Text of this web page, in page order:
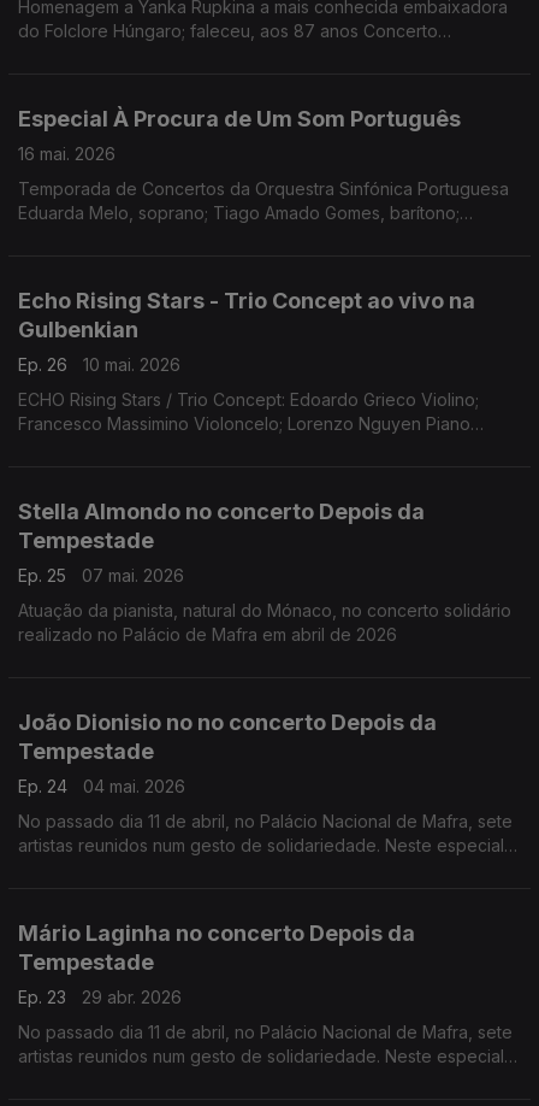
Homenagem a Yanka Rupkina a mais conhecida embaixadora
do Folclore Húngaro; faleceu, aos 87 anos Concerto
Especial À Procura de Um Som Português
16 mai. 2026
Temporada de Concertos da Orquestra Sinfónica Portuguesa
Eduarda Melo, soprano; Tiago Amado Gomes, barítono;
Echo Rising Stars - Trio Concept ao vivo na
Gulbenkian
Ep. 26
10 mai. 2026
ECHO Rising Stars / Trio Concept: Edoardo Grieco Violino;
Francesco Massimino Violoncelo; Lorenzo Nguyen Piano
Stella Almondo no concerto Depois da
Tempestade
Ep. 25
07 mai. 2026
Atuação da pianista, natural do Mónaco, no concerto solidário
realizado no Palácio de Mafra em abril de 2026
João Dionisio no no concerto Depois da
Tempestade
Ep. 24
04 mai. 2026
No passado dia 11 de abril, no Palácio Nacional de Mafra, sete
artistas reunidos num gesto de solidariedade. Neste especial
Mário Laginha no concerto Depois da
Tempestade
Ep. 23
29 abr. 2026
No passado dia 11 de abril, no Palácio Nacional de Mafra, sete
artistas reunidos num gesto de solidariedade. Neste especial